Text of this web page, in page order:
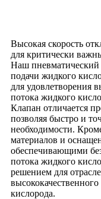
Высокая скорость
для критически
Наш пневматический
подачи жидкого
для удовлетворения
потока жидкого
Клапан отличается
позволяя быстро и
необходимости.
материалов и
обеспечивающими
потока жидкого
решением для
кислорода.